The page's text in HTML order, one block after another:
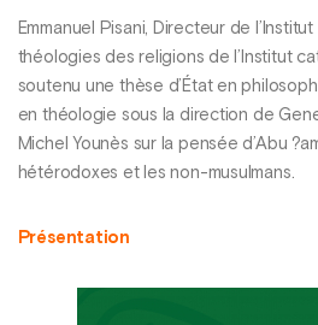
Emmanuel Pisani, Directeur de
théologies des religions de l’Institut
soutenu une thèse d’État en
en théologie sous la direction de
Michel Younès sur la pensée d’Abu
hétérodoxes et les non-musulmans.
Présentation